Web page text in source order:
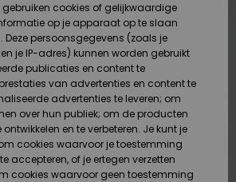
Schoenen &
Slippers
Surf /
Water
Snow
Schoenen &
Slippers
Surf /
Water
Sneeuw
Highlights
Snow
Highlights
Community
Dames
Snow Shop
Highlights
Gemeenschap
VROUW
OUTLET
Betaling
Giftcard
Quiksilver
Freedom
Gegevensbescherming
gebruiken cookies of gelijkwaardige
op je apparaat op te slaan
persoonsgegevens (zoals je
je IP-adres) kunnen worden gebruikt
publicaties en content te
van advertenties en content te
advertenties te leveren; om
over hun publiek; om de producten
en te verbeteren. Je kunt je
cookies waarvoor je toestemming
accepteren, of je ertegen verzetten
cookies waarvoor geen toestemming